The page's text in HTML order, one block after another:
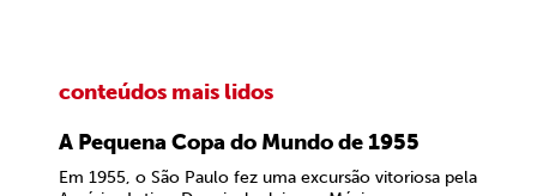
conteúdos mais lidos
A Pequena Copa do Mundo de 1955
Em 1955, o São Paulo fez uma excursão vitoriosa pela